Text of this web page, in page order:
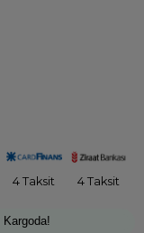
4 Taksit 4 Taksit
Kargoda!